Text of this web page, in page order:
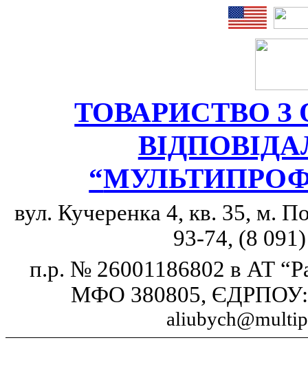
ТОВАРИСТВО
“
вул. Кучеренка 4, кв. 35, м.
93-74, (8
п.р. № 26001186802 в АТ “
МФО 380805, ЄДРПОУ:
aliubych@